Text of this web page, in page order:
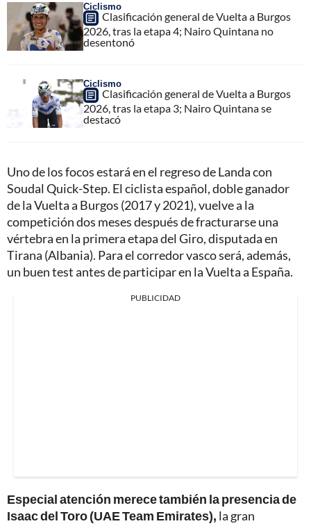
Ciclismo
Clasificación general de Vuelta a Burgos
2026, tras la etapa 4; Nairo Quintana no
desentonó
Ciclismo
Clasificación general de Vuelta a Burgos
2026, tras la etapa 3; Nairo Quintana se
destacó
Uno de los focos estará en el regreso de Landa con
Soudal Quick-Step. El ciclista español, doble ganador
de la Vuelta a Burgos (2017 y 2021), vuelve a la
competición dos meses después de fracturarse una
vértebra en la primera etapa del Giro, disputada en
Tirana (Albania). Para el corredor vasco será, además,
un buen test antes de participar en la Vuelta a España.
PUBLICIDAD
Especial atención merece también la presencia de
Isaac del Toro (UAE Team Emirates), la gran